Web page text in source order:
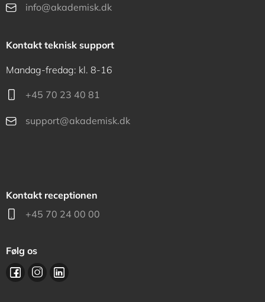
info@akademisk.dk
Kontakt teknisk support
Mandag-fredag: kl. 8-16
+45 70 23 40 81
support@akademisk.dk
Kontakt receptionen
+45 70 24 00 00
Følg os